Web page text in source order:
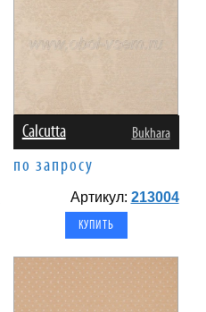
Calcutta Bukhara
по запросу
Артикул: 213004